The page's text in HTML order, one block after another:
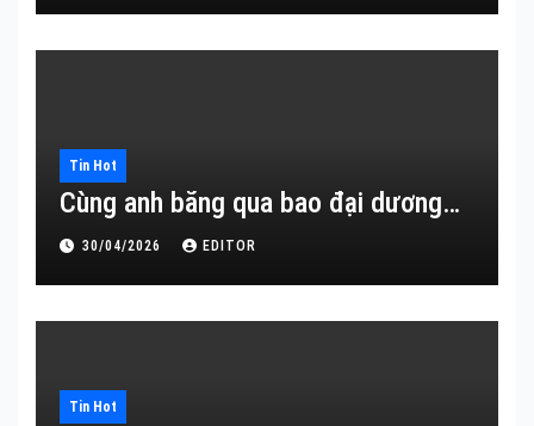
Tin Hot
Cùng anh băng qua bao đại dương…
30/04/2026 EDITOR
Tin Hot